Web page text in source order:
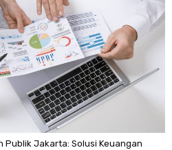
Publik Jakarta: Solusi Keuangan